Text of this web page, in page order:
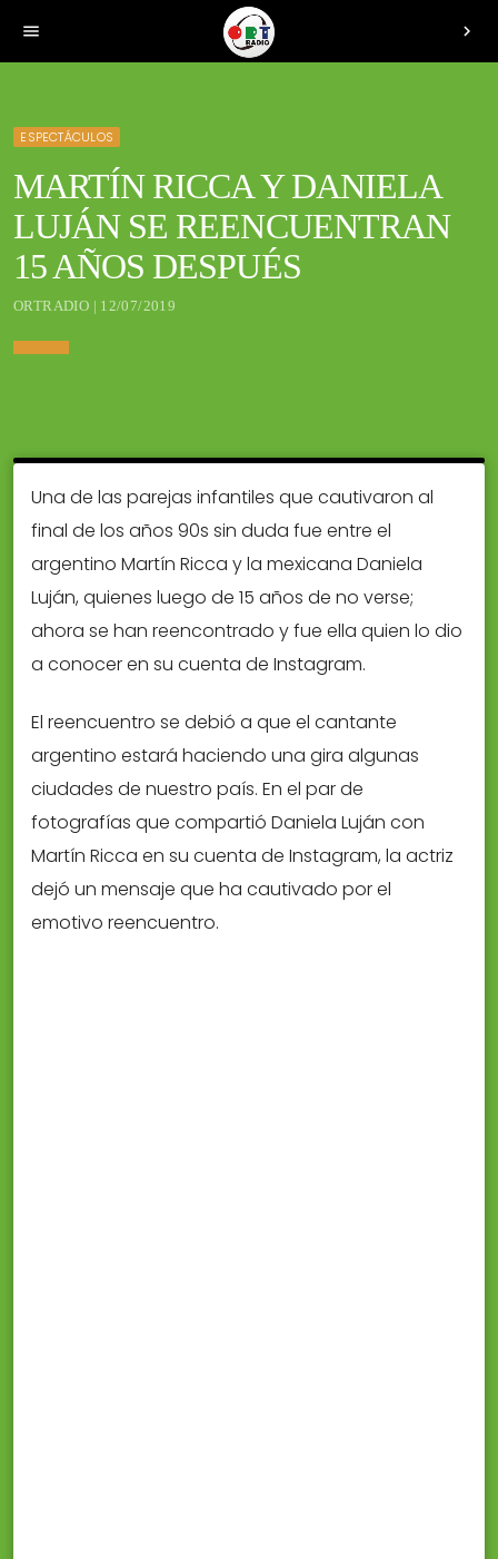
menu chevron_right
ESPECTÁCULOS
MARTÍN RICCA Y DANIELA
LUJÁN SE REENCUENTRAN
15 AÑOS DESPUÉS
ORTRADIO | 12/07/2019
Una de las parejas infantiles que cautivaron al
final de los años 90s sin duda fue entre el
argentino Martín Ricca y la mexicana Daniela
Luján, quienes luego de 15 años de no verse;
ahora se han reencontrado y fue ella quien lo dio
a conocer en su cuenta de Instagram.
El reencuentro se debió a que el cantante
argentino estará haciendo una gira algunas
ciudades de nuestro país. En el par de
fotografías que compartió Daniela Luján con
Martín Ricca en su cuenta de Instagram, la actriz
dejó un mensaje que ha cautivado por el
emotivo reencuentro.